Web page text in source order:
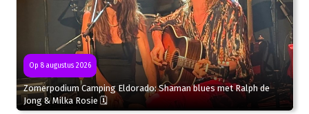
Op 8 augustus 2026
Zomerpodium Camping Eldorado: Shaman blues met Ralph de
Jong & Milka Rosie 🗓